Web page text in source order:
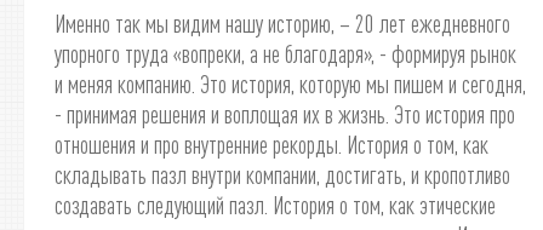
Именно так мы видим нашу историю, – 20 лет ежедневного
упорного труда «вопреки, а не благодаря», - формируя рынок
и меняя компанию. Это история, которую мы пишем и сегодня,
- принимая решения и воплощая их в жизнь. Это история про
отношения и про внутренние рекорды. История о том, как
складывать пазл внутри компании, достигать, и кропотливо
создавать следующий пазл. История о том, как этические